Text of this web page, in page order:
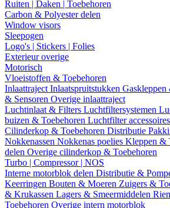
Ruiten | Daken | Toebehoren
Carbon & Polyester delen
Window visors
Sleepogen
Logo's | Stickers | Folies
Exterieur overige
Motorisch
Vloeistoffen & Toebehoren
Inlaattraject Inlaatspruitstukken Gaskleppen
& Sensoren Overige inlaattraject
Luchtinlaat & Filters Luchtfiltersystemen
buizen & Toebehoren Luchtfilter accessoires
Cilinderkop & Toebehoren Distributie
Nokkenassen Nokkenas poelies Kleppen &
delen Overige cilinderkop & Toebehoren
Turbo | Compressor | NOS
Interne motorblok delen Distributie &
Keerringen Bouten & Moeren Zuigers &
& Krukassen Lagers & Smeermiddelen
Toebehoren Overige intern motorblok